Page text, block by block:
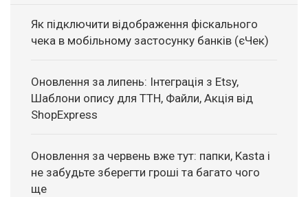
Як підключити відображення фіскального
чека в мобільному застосунку банків (єЧек)
Оновлення за липень: Інтеграція з Etsy,
Шаблони опису для ТТН, Файли, Акція від
ShopExpress
Оновлення за червень вже тут: папки, Kasta і
не забудьте зберегти гроші та багато чого
ще